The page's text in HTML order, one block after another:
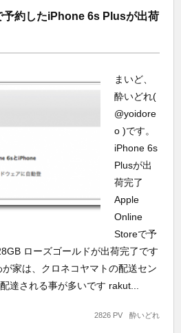
約したiPhone 6s Plusが出荷
まいど、
酔いどれ(
@yoidore
o )です。
iPhone 6s
Plusが出
荷完了
Apple
Online
Storeで予
ローズゴールドが出荷完了です
家は、クロネコヤマトの配送セン
達される事が多いです rakut...
酔いどれ
2826 PV